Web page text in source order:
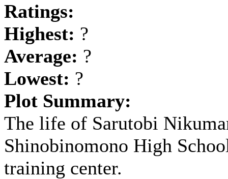
Ratings:
Highest: ?
Average: ?
Lowest: ?
Plot Summary:
The life of Sarutobi
Shinobinomono High
training center.